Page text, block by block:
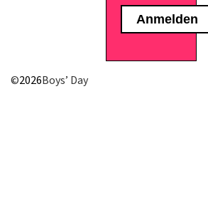
©2026Boys’ Day